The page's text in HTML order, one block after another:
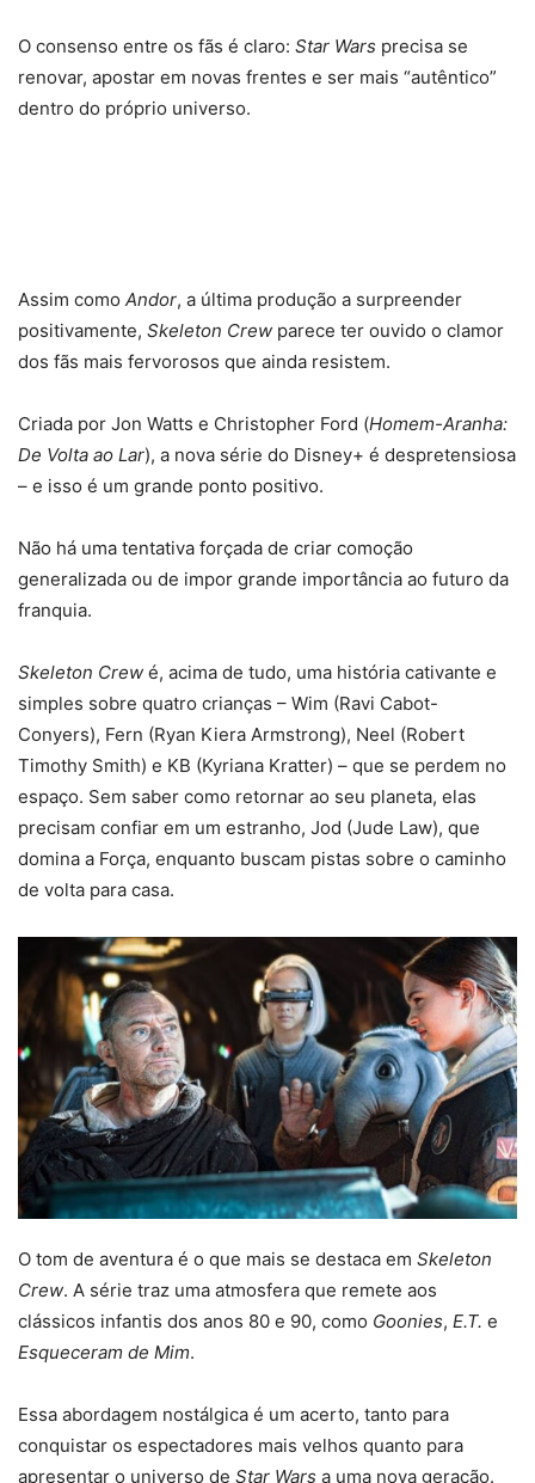
O consenso entre os fãs é claro: Star Wars precisa se
renovar, apostar em novas frentes e ser mais “autêntico”
dentro do próprio universo.
Assim como Andor, a última produção a surpreender
positivamente, Skeleton Crew parece ter ouvido o clamor
dos fãs mais fervorosos que ainda resistem.
Criada por Jon Watts e Christopher Ford (Homem-Aranha:
De Volta ao Lar), a nova série do Disney+ é despretensiosa
– e isso é um grande ponto positivo.
Não há uma tentativa forçada de criar comoção
generalizada ou de impor grande importância ao futuro da
franquia.
Skeleton Crew é, acima de tudo, uma história cativante e
simples sobre quatro crianças – Wim (Ravi Cabot-
Conyers), Fern (Ryan Kiera Armstrong), Neel (Robert
Timothy Smith) e KB (Kyriana Kratter) – que se perdem no
espaço. Sem saber como retornar ao seu planeta, elas
precisam confiar em um estranho, Jod (Jude Law), que
domina a Força, enquanto buscam pistas sobre o caminho
de volta para casa.
O tom de aventura é o que mais se destaca em Skeleton
Crew. A série traz uma atmosfera que remete aos
clássicos infantis dos anos 80 e 90, como Goonies, E.T. e
Esqueceram de Mim.
Essa abordagem nostálgica é um acerto, tanto para
conquistar os espectadores mais velhos quanto para
apresentar o universo de Star Wars a uma nova geração.